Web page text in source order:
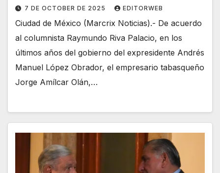
7 DE OCTOBER DE 2025 EDITORWEB
Ciudad de México (Marcrix Noticias).- De acuerdo
al columnista Raymundo Riva Palacio, en los
últimos años del gobierno del expresidente Andrés
Manuel López Obrador, el empresario tabasqueño
Jorge Amílcar Olán,…